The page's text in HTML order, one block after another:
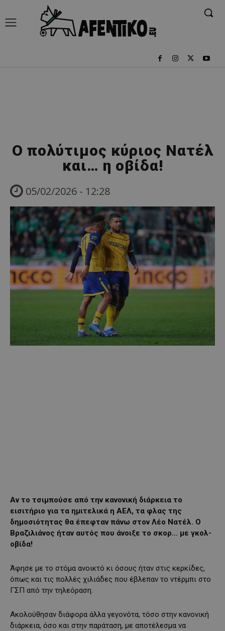
Ο πολύτιμος κύριος Νατέλ
και… η οβίδα!
05/02/2026 - 12:28
Αν το τσιμπούσε από την κανονική διάρκεια το
εισιτήριο για τα ημιτελικά η ΑΕΛ, τα φλας της
δημοσιότητας θα έπεφταν πάνω στον Λέο Νατέλ. Ο
Βραζιλιάνος ήταν αυτός που άνοιξε το σκορ… με γκολ-
οβίδα!
Άφησε με το στόμα ανοικτό κι όσους ήταν στις κερκίδες,
όπως και τις πολλές χιλιάδες που έβλεπαν το ντέρμπι στο
ΓΣΠ από την τηλεόραση.
Ακολούθησαν διάφορα άλλα γεγονότα, τόσο στην κανονική
διάρκεια, όσο και στην παράταση, με αποτέλεσμα να